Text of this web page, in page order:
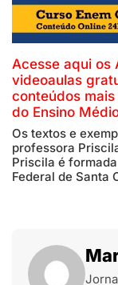
Acesse aqui os
videoaulas
conteúdos
do Ensino
Os textos e
professora
Priscila é
Federal de Santa